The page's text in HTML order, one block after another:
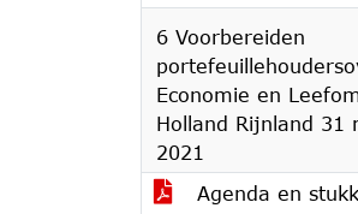
6 Voorbereiden
Economie en
Holland Rijnland 31
2021
Agenda en